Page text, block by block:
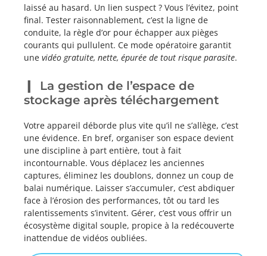
laissé au hasard. Un lien suspect ? Vous l’évitez, point
final. Tester raisonnablement, c’est la ligne de
conduite, la règle d’or pour échapper aux pièges
courants qui pullulent. Ce mode opératoire garantit
une vidéo gratuite, nette, épurée de tout risque parasite.
La gestion de l’espace de
stockage après téléchargement
Votre appareil déborde plus vite qu’il ne s’allège, c’est
une évidence. En bref, organiser son espace devient
une discipline à part entière, tout à fait
incontournable. Vous déplacez les anciennes
captures, éliminez les doublons, donnez un coup de
balai numérique. Laisser s’accumuler, c’est abdiquer
face à l’érosion des performances, tôt ou tard les
ralentissements s’invitent. Gérer, c’est vous offrir un
écosystème digital souple, propice à la redécouverte
inattendue de vidéos oubliées.